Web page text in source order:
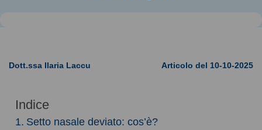
Dott.ssa Ilaria Laccu Articolo del 10-10-2025
Indice
Setto nasale deviato: cos’è?